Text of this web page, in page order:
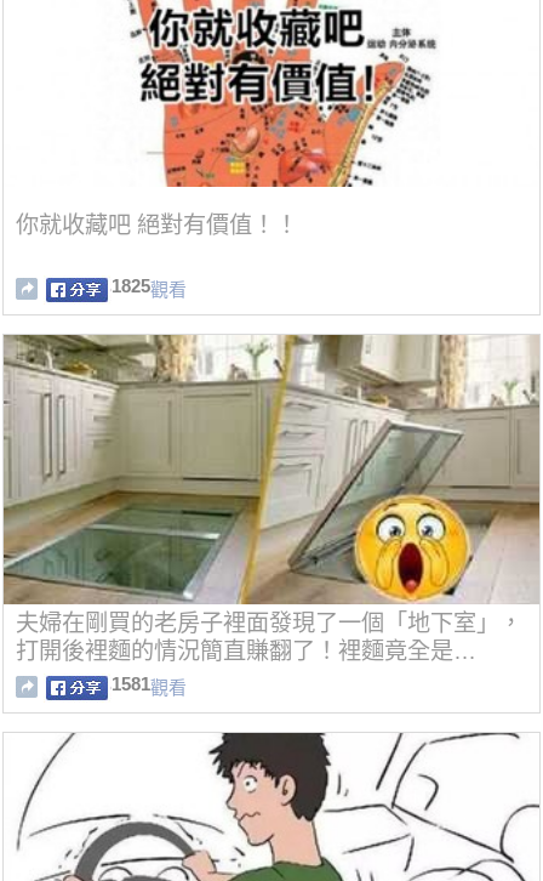
你就收藏吧 絕對有價值！！
1825觀看
夫婦在剛買的老房子裡面發現了一個「地下室」，
打開後裡麵的情況簡直賺翻了！裡麵竟全是…
1581觀看